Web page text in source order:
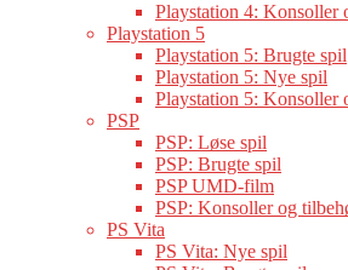
Playstation 4: Konsoller
Playstation 5
Playstation 5: Brugte spil
Playstation 5: Nye spil
Playstation 5: Konsoller
PSP
PSP: Løse spil
PSP: Brugte spil
PSP UMD-film
PSP: Konsoller og
PS Vita
PS Vita: Nye spil